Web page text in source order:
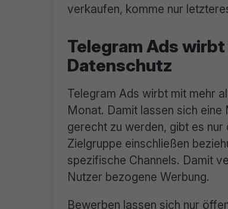
verkaufen, komme nur
Telegram Ads
Datenschutz
Telegram Ads wirbt mit mehr
Monat. Damit lassen sich
gerecht zu werden, gibt es
Zielgruppe einschließen
spezifische Channels. Damit
Nutzer bezogene Werbung.
Bewerben lassen sich nur